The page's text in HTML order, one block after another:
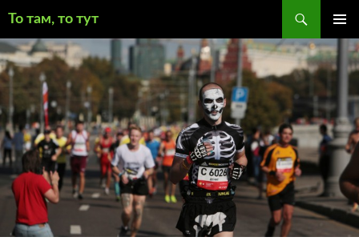
То там, то тут
МЕНЮ
К
СОДЕРЖИМОМУ